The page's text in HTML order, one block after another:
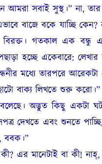
আমরা সবাই সুস্থ।” না,
বাজে বকে যাচ্ছি
বিরক্ত। গতকাল এক বন্ধু
হচ্ছে একেবারে:
মধ্যে তারপরে
বাক্য লিখতে শুরু করো।”
অদ্ভুত কিছু একটা
দেখতে এবং শুনতে
ববক।”
এর মানেটাই বা কী!